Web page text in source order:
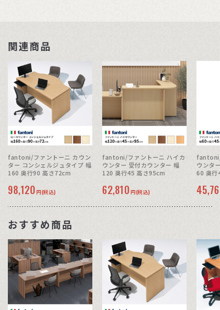
関連商品
fantoni/ファントーニ カウン
ター コンシェルジュタイプ 幅
160 奥行90 高さ72cm
98,120 円(税込)
fantoni/ファントーニ ハイカ
ウンター 受付カウンター 幅
120 奥行45 高さ95cm
62,810 円(税込)
ウンタ
60 奥行
おすすめ商品